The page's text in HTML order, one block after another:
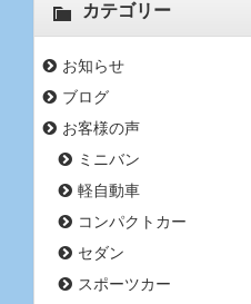
カテゴリー
お知らせ
ブログ
お客様の声
ミニバン
軽自動車
コンパクトカー
セダン
スポーツカー